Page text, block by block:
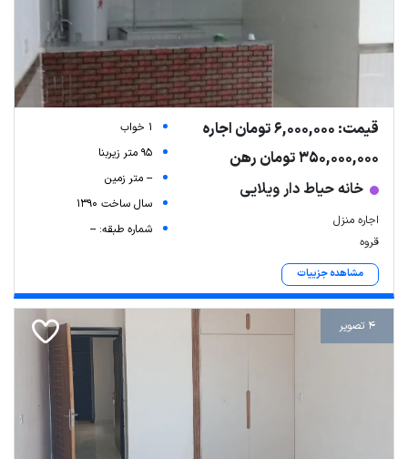
قیمت: 6,000,000 تومان اجاره
350,000,000 تومان رهن
خانه حیاط دار ویلایی
اجاره منزل
قروه
مشاهده جزییات
1 خواب
95 متر زیربنا
-- متر زمین
سال ساخت 1390
شماره طبقه: --
4 تصویر